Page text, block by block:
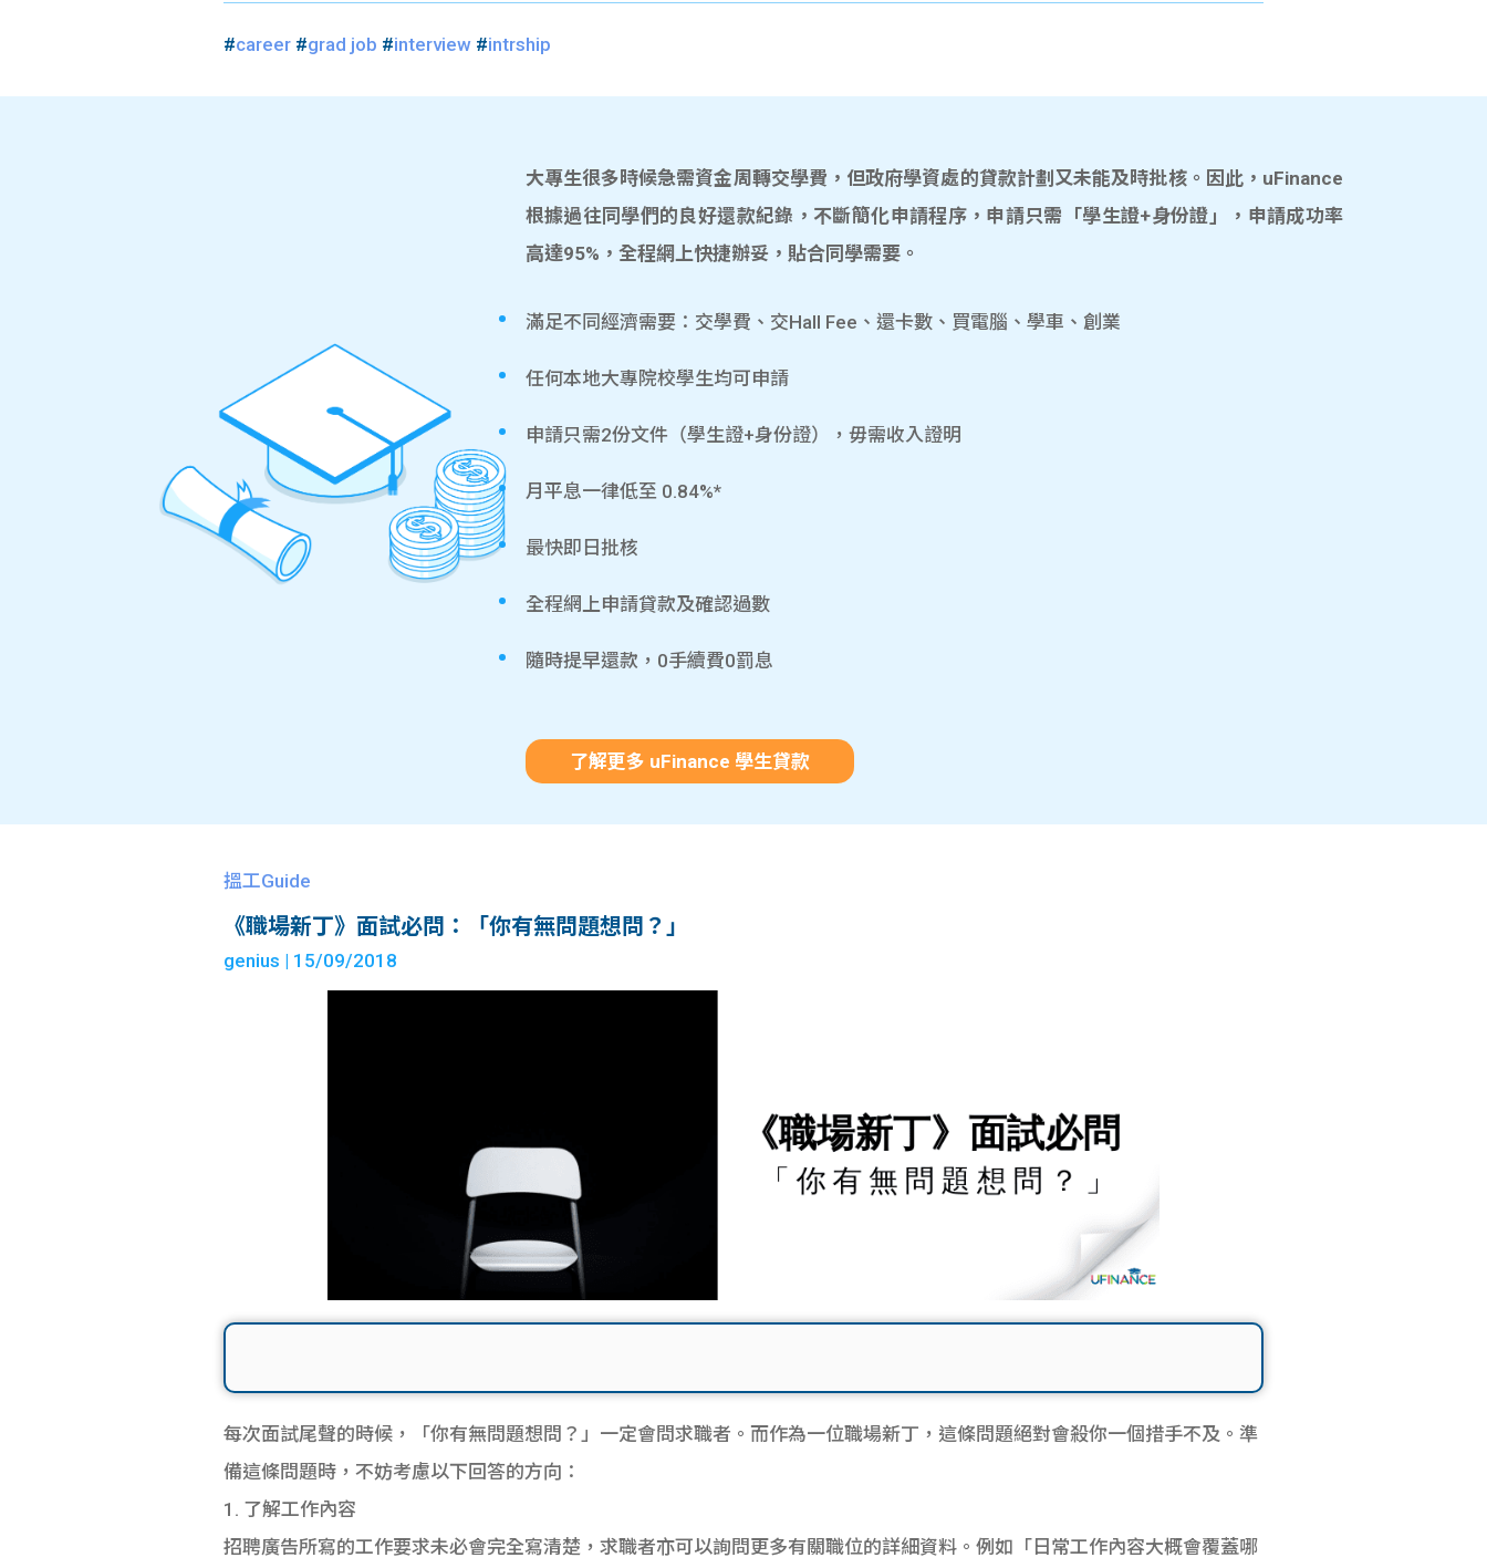
#career#grad job #interview#intrship
大專生很多時候急需資金周轉交學費，但政府學資處的貸款計劃又未能及時批核。因此，uFinance
根據過往同學們的良好還款紀錄，不斷簡化申請程序，申請只需「學生證+身份證」，申請成功率
高達95%，全程網上快捷辦妥，貼合同學需要。
滿足不同經濟需要：交學費、交Hall Fee、還卡數、買電腦、學車、創業
任何本地大專院校學生均可申請
申請只需2份文件（學生證+身份證），毋需收入證明
月平息一律低至 0.84%*
最快即日批核
全程網上申請貸款及確認過數
隨時提早還款，0手續費0罰息
了解更多 uFinance 學生貸款
搵工Guide
《職場新丁》面試必問：「你有無問題想問？」
genius | 15/09/2018
每次面試尾聲的時候，「你有無問題想問？」一定會問求職者。而作為一位職場新丁，這條問題絕對會殺你一個措手不及。準
備這條問題時，不妨考慮以下回答的方向：
1. 了解工作內容
招聘廣告所寫的工作要求未必會完全寫清楚，求職者亦可以詢問更多有關職位的詳細資料。例如「日常工作內容大概會覆蓋哪